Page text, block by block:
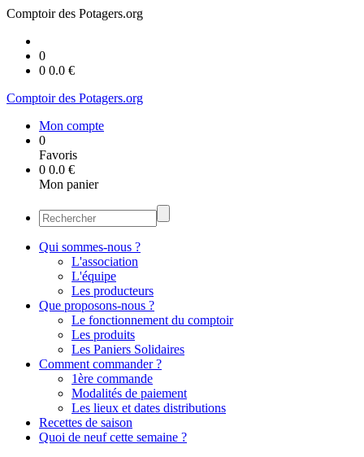
Comptoir des Potagers.org
0
0 0.0 €
Comptoir des Potagers.org
Mon compte
0
Favoris
0 0.0 €
Mon panier
Qui sommes-nous ?
L'association
L'équipe
Les producteurs
Que proposons-nous ?
Le fonctionnement du comptoir
Les produits
Les Paniers Solidaires
Comment commander ?
1ère commande
Modalités de paiement
Les lieux et dates distributions
Recettes de saison
Quoi de neuf cette semaine ?